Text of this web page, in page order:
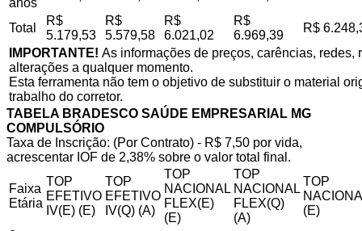
anos
Total
R$
5.179,53
R$
5.579,58
R$
6.021,02
R$
6.969,39
R$
IMPORTANTE! As informações de preços, carências,
alterações a qualquer momento.
Esta ferramenta não tem o objetivo de substituir o material
trabalho do corretor.
TABELA BRADESCO SAÚDE EMPRESARIAL MG
COMPULSÓRIO
Taxa de Inscrição: (Por Contrato) - R$ 7,50 por vida,
acrescentar IOF de 2,38% sobre o valor total final.
Faixa
Etária
TOP
EFETIVO
IV(E) (E)
TOP
EFETIVO
IV(Q) (A)
TOP
NACIONAL
FLEX(E)
(E)
TOP
NACIONAL
FLEX(Q)
(A)
TOP
(E)